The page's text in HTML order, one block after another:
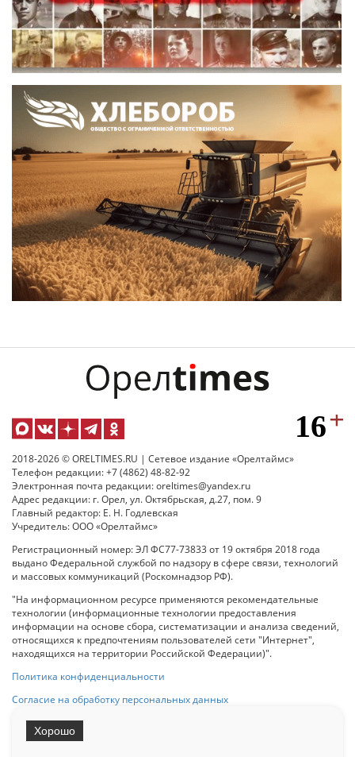
2018-2026 © ORELTIMES.RU | Сетевое издание «Орелтаймс»
Телефон редакции: +7 (4862) 48-82-92
Электронная почта редакции: oreltimes@yandex.ru
Адрес редакции: г. Орел, ул. Октябрьская, д.27, пом. 9
Главный редактор: Е. Н. Годлевская
Учредитель: ООО «Орелтаймс»
Регистрационный номер: ЭЛ ФС77-73833 от 19 октября 2018 года
выдано Федеральной службой по надзору в сфере связи, технологий
и массовых коммуникаций (Роскомнадзор РФ).
"На информационном ресурсе применяются рекомендательные
технологии (информационные технологии предоставления
информации на основе сбора, систематизации и анализа сведений,
относящихся к предпочтениям пользователей сети "Интернет",
находящихся на территории Российской Федерации)".
Политика конфиденциальности
Согласие на обработку персональных данных
При использовании любого материала с данного сайта гипер-ссылка
Хорошо